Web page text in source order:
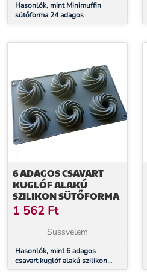
Hasonlók, mint Minimuffin
sütőforma 24 adagos
6 ADAGOS CSAVART
KUGLÓF ALAKÚ
SZILIKON SÜTŐFORMA
1 562 Ft
Sussvelem
Hasonlók, mint 6 adagos
csavart kuglóf alakú szilikon